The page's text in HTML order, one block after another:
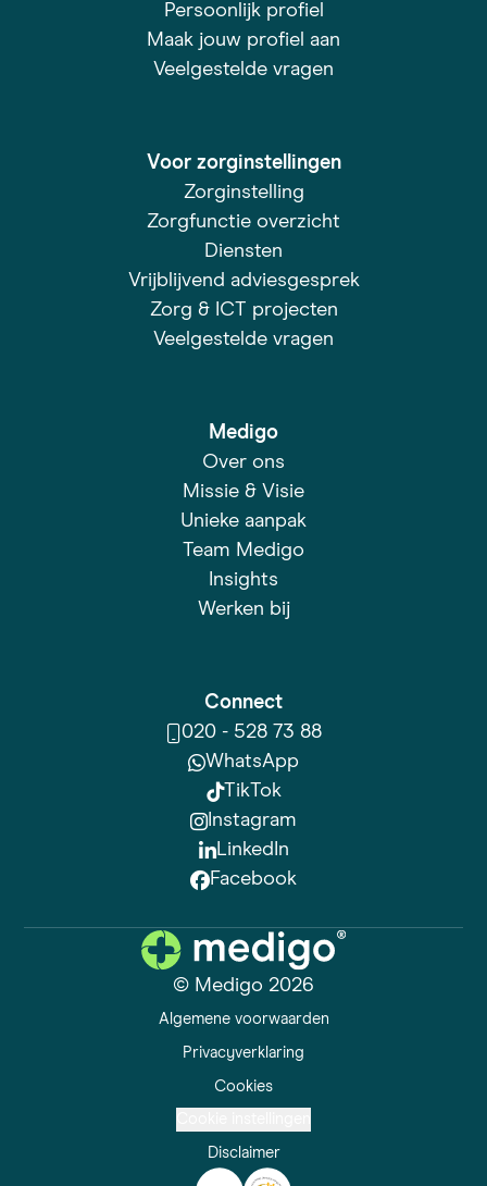
Persoonlijk profiel
Maak jouw profiel aan
Veelgestelde vragen
Voor zorginstellingen
Zorginstelling
Zorgfunctie overzicht
Diensten
Vrijblijvend adviesgesprek
Zorg & ICT projecten
Veelgestelde vragen
Medigo
Over ons
Missie & Visie
Unieke aanpak
Team Medigo
Insights
Werken bij
Connect
020 - 528 73 88
WhatsApp
TikTok
Instagram
LinkedIn
Facebook
© Medigo 2026
Algemene voorwaarden
Privacyverklaring
Cookies
Disclaimer